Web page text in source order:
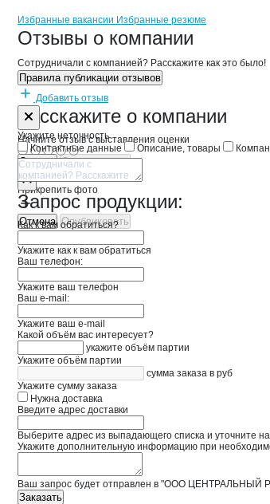
Брендыкомпани
Вакансии в
Избранные вакансии Избранные резюме
Новости oЦЕНТРАЛЬНЫЙ
Отзывы о компании
Сотрудничали с компанией? Расскажите как это было!
Правила публикации отзывов
Добавить отзыв
Расскажите о компании
Начните отзыв с выставления оценки
Прикрепить фото
Отмена Опубликовать
Форма обратной связи о
Укажите неточность
Контактные данные
Описание, товары
Отмена Опубликовать
Запрос продукции:
Как к вам обратиться?
Укажите как к вам обратиться
Ваш телефон:
Укажите ваш телефон
Ваш e-mail:
Укажите ваш e-mail
Какой объём вас интересует?
укажите объём партии
Укажите объём партии
сумма заказа в руб
Укажите сумму заказа
Нужна доставка
Введите адрес доставки
Выберите адрес из выпадающего списка и уточните
Укажите дополнительную информацию при
Ваш запрос будет отправлен в "ООО ЦЕНТРАЛЬНЫЙ
Заказать